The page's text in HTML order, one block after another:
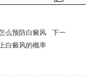
么预防白癜风 下一
白癜风的概率